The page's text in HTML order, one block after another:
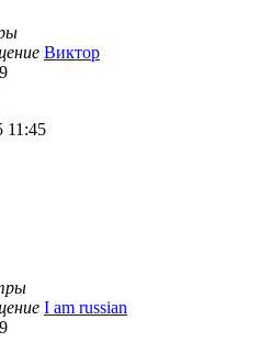
Виктор
11:45
I am russian